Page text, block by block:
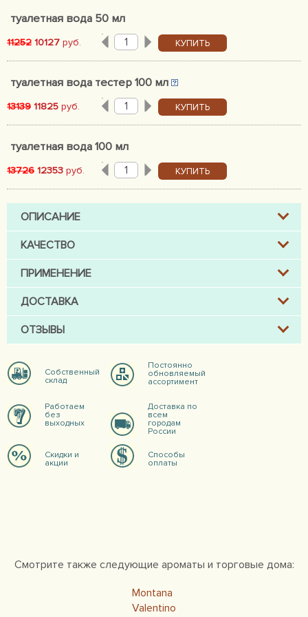
туалетная вода 50 мл
11252 10127 руб. КУПИТЬ
туалетная вода тестер 100 мл
13139 11825 руб. КУПИТЬ
туалетная вода 100 мл
13726 12353 руб. КУПИТЬ
ОПИСАНИЕ
КАЧЕСТВО
ПРИМЕНЕНИЕ
ДОСТАВКА
ОТЗЫВЫ
Собственный
склад
Постоянно
обновляемый
ассортимент
Работаем
без
выходных
Доставка по
всем
городам
России
Скидки и
акции
Способы
оплаты
Смотрите также следующие ароматы и торговые дома:
Montana
Valentino